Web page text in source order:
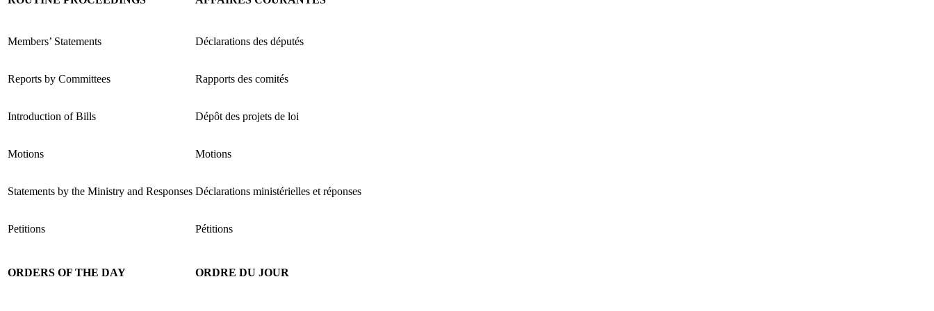
Members’ Statements Déclarations des députés
Reports by Committees Rapports des comités
Introduction of Bills Dépôt des projets de loi
Motions Motions
Statements by the Ministry and Responses Déclarations ministérielles et réponses
Petitions Pétitions
ORDERS OF THE DAY ORDRE DU JOUR